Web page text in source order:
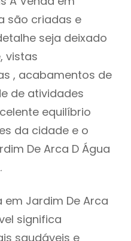
são criadas e
seja deixado
vistas
, acabamentos de
de atividades
equilíbrio
da cidade e o
De Arca D Água
em Jardim De Arca
significa
saudáveis e